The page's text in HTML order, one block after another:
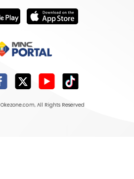
Okezone.com, All Rights Reserved